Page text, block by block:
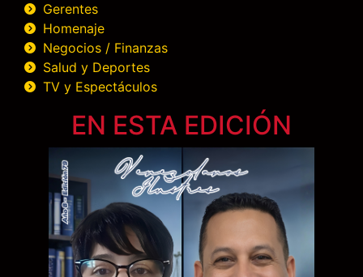
Gerentes
Homenaje
Negocios / Finanzas
Salud y Deportes
TV y Espectáculos
EN ESTA EDICIÓN